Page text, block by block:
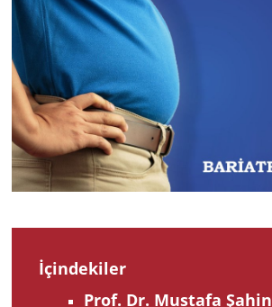
İçindekiler
Prof. Dr. Mustafa Şahin